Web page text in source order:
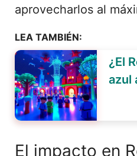
aprovecharlos al
LEA TAMBIÉN:
¿El
azul
El impacto en